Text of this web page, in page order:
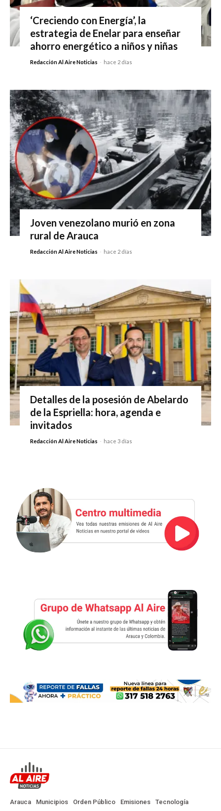
‘Creciendo con Energía’, la
estrategia de Enelar para enseñar
ahorro energético a niños y niñas
Redacción Al Aire Noticias - hace 2 días
Joven venezolano murió en zona
rural de Arauca
Redacción Al Aire Noticias - hace 2 días
Detalles de la posesión de Abelardo
de la Espriella: hora, agenda e
invitados
Redacción Al Aire Noticias - hace 3 días
Arauca Municipios Orden Público Emisiones Tecnología